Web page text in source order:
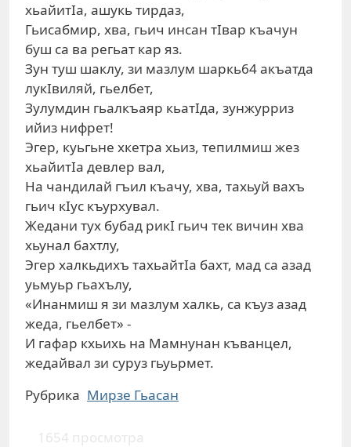
хьайитIа, ашукь тирдаз,
Гьисабмир, хва, гьич инсан тIвар къачун
буш са ва регьат кар яз.
Зун туш шаклу, зи мазлум шаркь64 акъатда
лукIвиляй, гьелбет,
Зулумдин гьалкъаяр кьатIда, зунжурриз
ийиз нифрет!
Эгер, куьгьне хкетра хьиз, тепилмиш жез
хьайитIа девлер вал,
На чандилай гъил къачу, хва, тахьуй вахъ
гьич кIус къурхувал.
Жедани тух бубад рикI гьич тек вичин хва
хьунал бахтлу,
Эгер халкьдихъ тахьайтIа бахт, мад са азад
уьмуьр гьахълу,
«Инанмиш я зи мазлум халкь, са къуз азад
жеда, гьелбет» -
И гафар кхьихь на Мамнунан къванцел,
жедайвал зи суруз гьуьрмет.
Рубрика Мирзе Гьасан
1654 просмотра